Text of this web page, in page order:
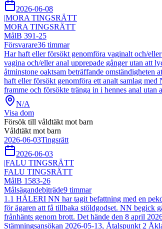
2026-06-08
|MORA TINGSRÄTT
MORA TINGSRÄTT
MålB 391-25
Försvarare36 timmar
Har haft eller försökt genomföra vaginalt och/
vagina och/eller anal upprepade gånger utan att
åtminstone oaktsam beträffande
haft eller försökt genomföra ett analt samlag
framme och försökte tränga in i hennes anal
N/A
Visa dom
Försök till våldtäkt mot barn
Våldtäkt mot barn
2026-06-03Tingsrätt
2026-06-03
|FALU TINGSRÄTT
FALU TINGSRÄTT
MålB 1583-26
Målsägandebiträde9 timmar
1.1 HÄLERI NN har tagit befattning med en
för ägaren att få tillbaka stöldgodset. NN begick
frånhänts genom brott. Det hände den 8 april
Stämningsansökan 2026-05-13, Åtalspunkt 2